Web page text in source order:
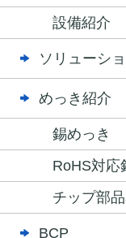
設備紹介
ソリューシ
めっき紹介
錫めっき
RoHS対応
チップ部
BCP